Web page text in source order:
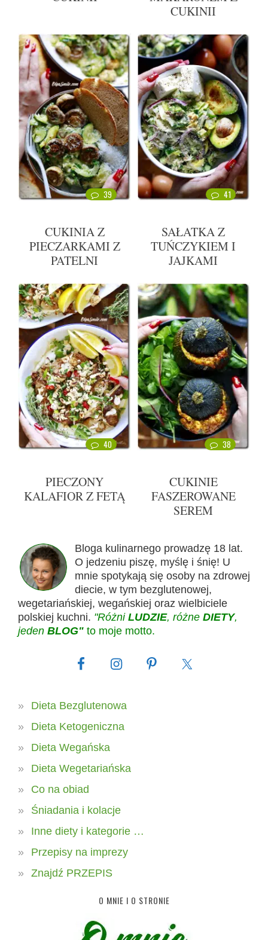
CUKINII
39
CUKINIA Z
PIECZARKAMI Z
PATELNI
41
SAŁATKA Z
TUŃCZYKIEM I
JAJKAMI
40
PIECZONY
KALAFIOR Z FETĄ
38
CUKINIE
FASZEROWANE
SEREM
Bloga kulinarnego prowadzę 18 lat.
O jedzeniu piszę, myślę i śnię! U
mnie spotykają się osoby na zdrowej
diecie, w tym bezglutenowej,
wegetariańskiej, wegańskiej oraz wielbiciele
polskiej kuchni. "Różni LUDZIE, różne DIETY,
jeden BLOG" to moje motto.
Dieta Bezglutenowa
Dieta Ketogeniczna
Dieta Wegańska
Dieta Wegetariańska
Co na obiad
Śniadania i kolacje
Inne diety i kategorie …
Przepisy na imprezy
Znajdź PRZEPIS
O MNIE I O STRONIE